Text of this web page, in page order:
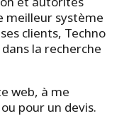
meilleur système
clients, Techno
la recherche
web, à me
pour un devis.